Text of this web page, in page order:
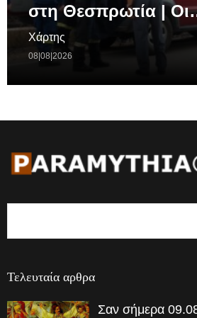
στη Θεσπρωτία |
Χάρτης
08|08|2026
Τελευταία αρθρα
Σαν σήμερα